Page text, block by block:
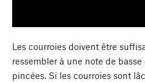
Les courroies doivent être
ressembler à une note de
pincées. Si les courroies sont